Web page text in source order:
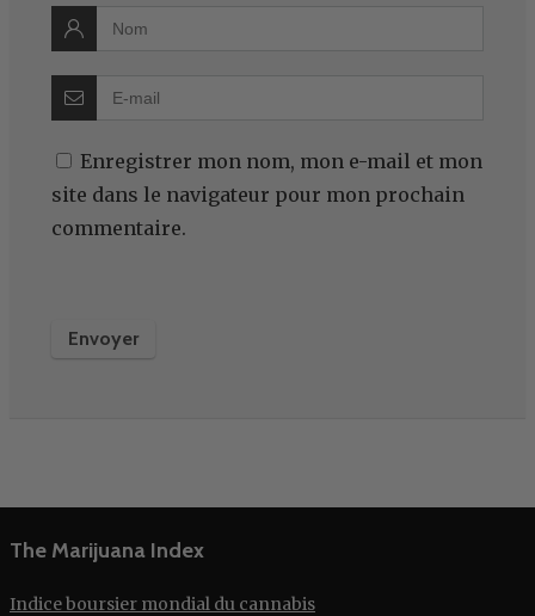
Enregistrer mon nom, mon e-mail et mon
site dans le navigateur pour mon prochain
commentaire.
The Marijuana Index
Indice boursier mondial du cannabis